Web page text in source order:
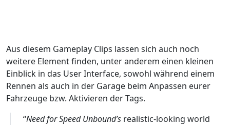
Aus diesem Gameplay Clips lassen sich auch noch
weitere Element finden, unter anderem einen kleinen
Einblick in das User Interface, sowohl während einem
Rennen als auch in der Garage beim Anpassen eurer
Fahrzeuge bzw. Aktivieren der Tags.
“Need for Speed Unbound’s realistic-looking world